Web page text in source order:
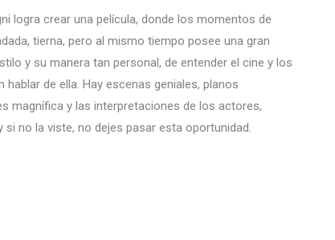
logra crear una película, donde los momentos de
tierna, pero al mismo tiempo posee una gran
y su manera tan personal, de entender el cine y los
de ella. Hay escenas geniales, planos
magnífica y las interpretaciones de los actores,
no la viste, no dejes pasar esta oportunidad.